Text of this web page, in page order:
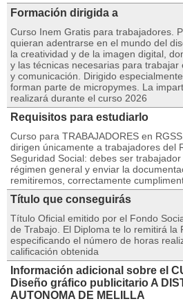
Formación dirigida a
Curso Inem Gratis para trabajadores.
quieran adentrarse en el mundo del
la creatividad y de la imagen digital,
y las técnicas necesarias para
y comunicación. Dirigido
forman parte de micropymes. La
realizará durante el curso 2026
Requisitos para estudiarlo
Curso para TRABAJADORES en
dirigen únicamente a trabajadores del
Seguridad Social: debes ser
régimen general y enviar la
remitiremos, correctamente
Título que conseguirás
Título Oficial emitido por el Fondo
de Trabajo. El Diploma te lo remitirá la
especificando el número de horas
calificación obtenida
Información adicional sobre el
Diseño gráfico publicitario A
AUTONOMA DE MELILLA